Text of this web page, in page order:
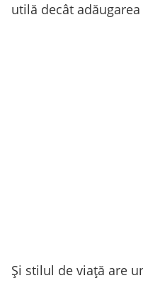
utilă decât
Și stilul de viață are